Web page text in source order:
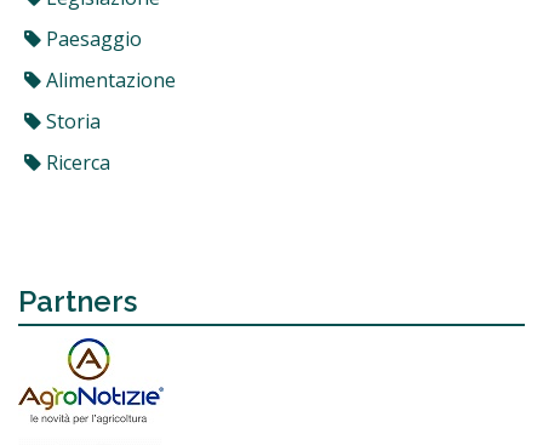
Paesaggio
Alimentazione
Storia
Ricerca
Partners